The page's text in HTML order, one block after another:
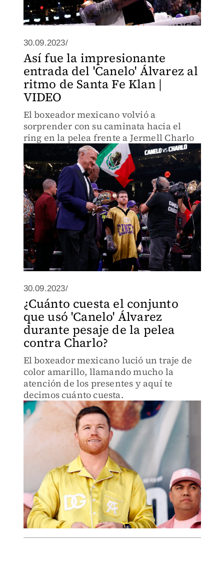
30.09.2023/
Así fue la impresionante
entrada del 'Canelo' Álvarez al
ritmo de Santa Fe Klan |
VIDEO
El boxeador mexicano volvió a
sorprender con su caminata hacia el
ring en la pelea frente a Jermell Charlo
30.09.2023/
¿Cuánto cuesta el conjunto
que usó 'Canelo' Álvarez
durante pesaje de la pelea
contra Charlo?
El boxeador mexicano lució un traje de
color amarillo, llamando mucho la
atención de los presentes y aquí te
decimos cuánto cuesta.